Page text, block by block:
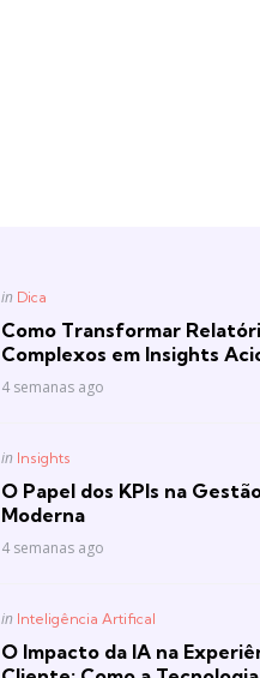
Posted
in Dica
Como Transformar
Complexos em Insights
4 semanas ago
Posted
in Insights
O Papel dos KPIs na
Moderna
4 semanas ago
Posted
in Inteligência Artifical
O Impacto da IA na